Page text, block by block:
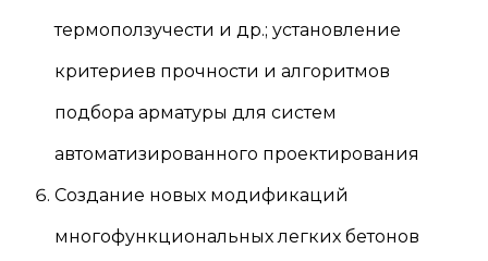
термоползучести и др.; установление
критериев прочности и алгоритмов
подбора арматуры для систем
автоматизированного проектирования
Создание новых модификаций
многофункциональных легких бетонов